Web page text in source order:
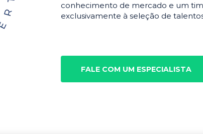
conhecimento de mercado e um
exclusivamente à seleção de
FALE COM UM ESPECIALISTA